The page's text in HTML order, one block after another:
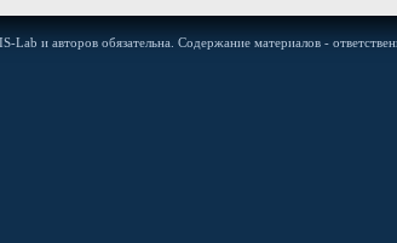
и авторов обязательна. Содержание материалов -